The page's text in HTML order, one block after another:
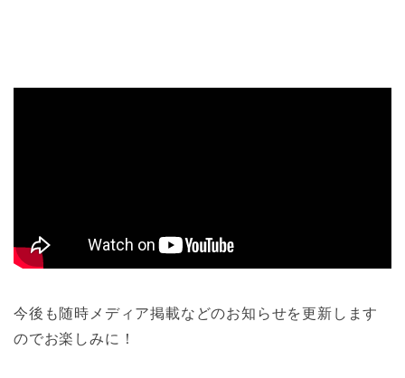
今後も随時メディア掲載などのお知らせを更新します
のでお楽しみに！